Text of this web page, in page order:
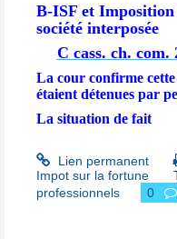
B-ISF et
société interposée
C cass. ch. com.
La cour confirme
étaient détenues par
La situation de fait
Lien permanent
Impot sur la fortune
professionnels
0